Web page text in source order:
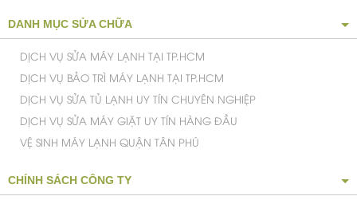
DANH MỤC SỬA CHỮA
DỊCH VỤ SỬA MÁY LẠNH TẠI TP.HCM
DỊCH VỤ BẢO TRÌ MÁY LẠNH TẠI TP.HCM
DỊCH VỤ SỬA TỦ LẠNH UY TÍN CHUYÊN NGHIỆP
DỊCH VỤ SỬA MÁY GIẶT UY TÍN HÀNG ĐẦU
VỆ SINH MÁY LẠNH QUẬN TÂN PHÚ
CHÍNH SÁCH CÔNG TY